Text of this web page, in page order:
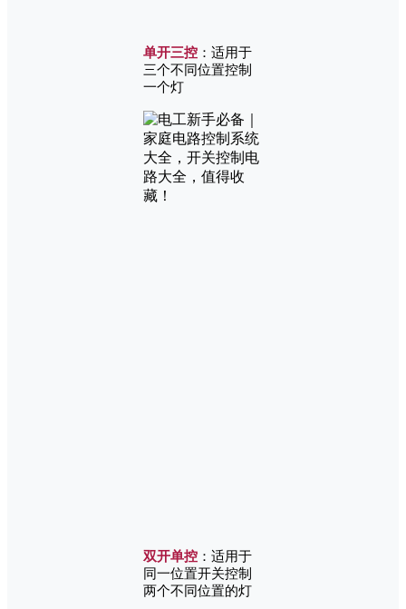
单开三控 ：适用于
三个不同位置控制
一个灯
双开单控 ：适用于
同一位置开关控制
两个不同位置的灯